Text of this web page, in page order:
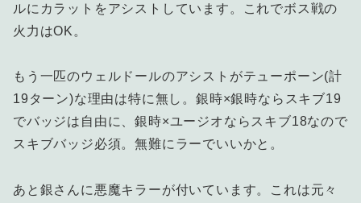
ルにカラットをアシストしています。これでボス戦の
火力はOK。
もう一匹のウェルドールのアシストがテューポーン(計
19ターン)な理由は特に無し。銀時×銀時ならスキブ19
でバッジは自由に、銀時×ユージオならスキブ18なので
スキブバッジ必須。無難にラーでいいかと。
あと銀さんに悪魔キラーが付いています。これは元々